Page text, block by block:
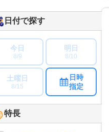
日付で探す
今日
8/9
明日
8/10
土曜日
8/15
日時
指定
特長